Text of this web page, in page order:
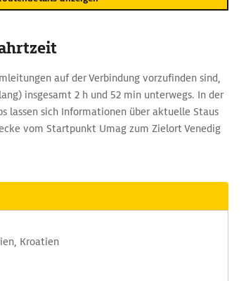
auf der Verbindung vorzufinden sind,
insgesamt 2 h und 52 min unterwegs. In der
lassen sich Informationen über aktuelle Staus
vom Startpunkt Umag zum Zielort Venedig
Kroatien